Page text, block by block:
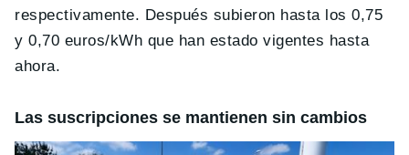
respectivamente. Después subieron hasta los 0,75
y 0,70 euros/kWh que han estado vigentes hasta
ahora.
Las suscripciones se mantienen sin cambios